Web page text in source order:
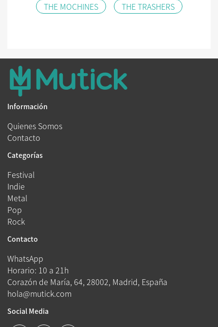
THE MOCHINES
THE TRASHERS
Información
Quienes Somos
Contacto
Categorías
Festival
Indie
Metal
Pop
Rock
Contacto
WhatsApp
Horario: 10 a 21h
Corazón de María, 64, 28002, Madrid, España
hola@mutick.com
Social Media